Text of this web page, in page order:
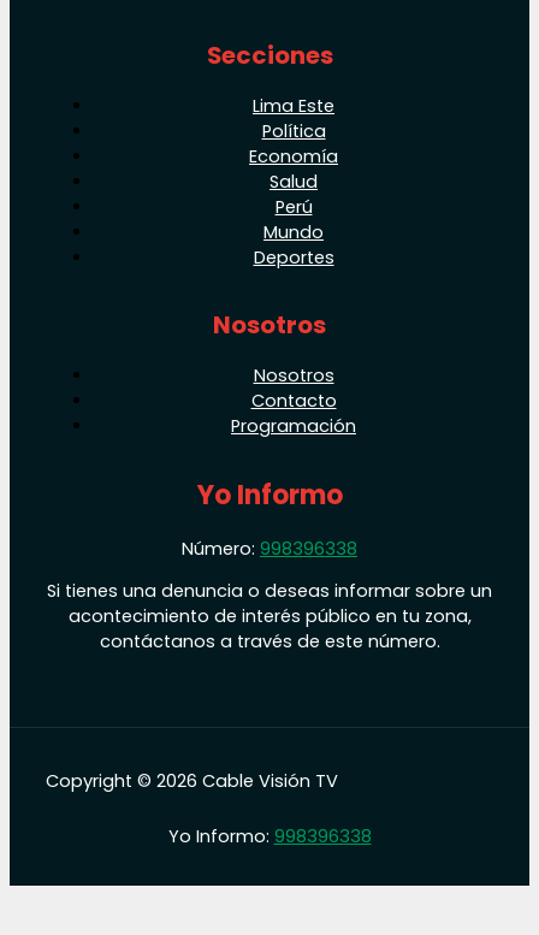
Secciones
Lima Este
Política
Economía
Salud
Perú
Mundo
Deportes
Nosotros
Nosotros
Contacto
Programación
Yo Informo
Número: 998396338
Si tienes una denuncia o deseas informar sobre un
acontecimiento de interés público en tu zona,
contáctanos a través de este número.
Copyright © 2026 Cable Visión TV
Yo Informo: 998396338